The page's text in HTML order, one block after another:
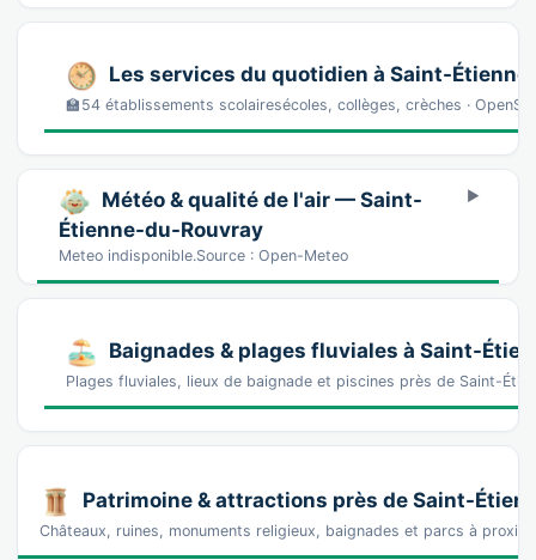
Les services du quotidien à Saint-
🏫54 établissements scolairesécoles, collèges, crèches ·
Météo & qualité de l'air — Saint-
Étienne-du-Rouvray
Meteo indisponible.Source : Open-Meteo
Baignades & plages fluviales à Saint-
Plages fluviales, lieux de baignade et piscines près de Saint-
Patrimoine & attractions près de Saint-
Châteaux, ruines, monuments religieux, baignades et parcs à